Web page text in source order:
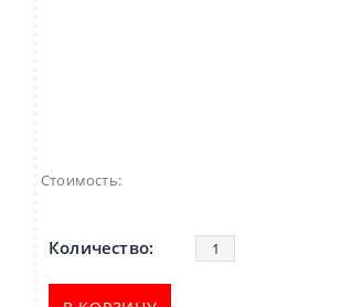
Стоимость: